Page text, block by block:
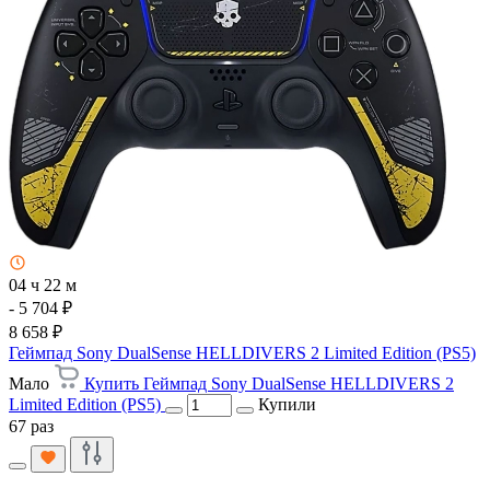
04 ч 22 м
- 5 704 ₽
8 658 ₽
Геймпад Sony DualSense HELLDIVERS 2 Limited Edition (PS5)
Мало
Купить Геймпад Sony DualSense HELLDIVERS 2
Limited Edition (PS5)
Купили
67 раз